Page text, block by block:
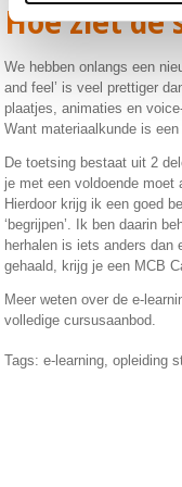
Hoe ziet de
We hebben onlangs een
and feel’ is veel prettiger
plaatjes, animaties en
Want materiaalkunde is
De toetsing bestaat uit 2
je met een voldoende moet
Hierdoor krijg ik een goed
‘begrijpen’. Ik ben daarin
herhalen is iets anders
gehaald, krijg je een MCB
Meer weten over de e-
volledige cursusaanbod.
Tags: e-learning, opleiding